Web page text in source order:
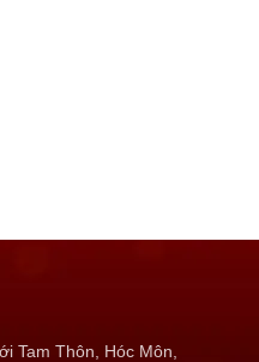
Tam Thôn, Hóc Môn,